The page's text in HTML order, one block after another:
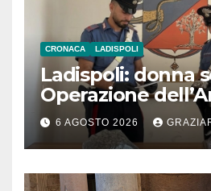
CRONACA LADISPOLI
Ladispoli: donna
Operazione
6 AGOSTO 2026